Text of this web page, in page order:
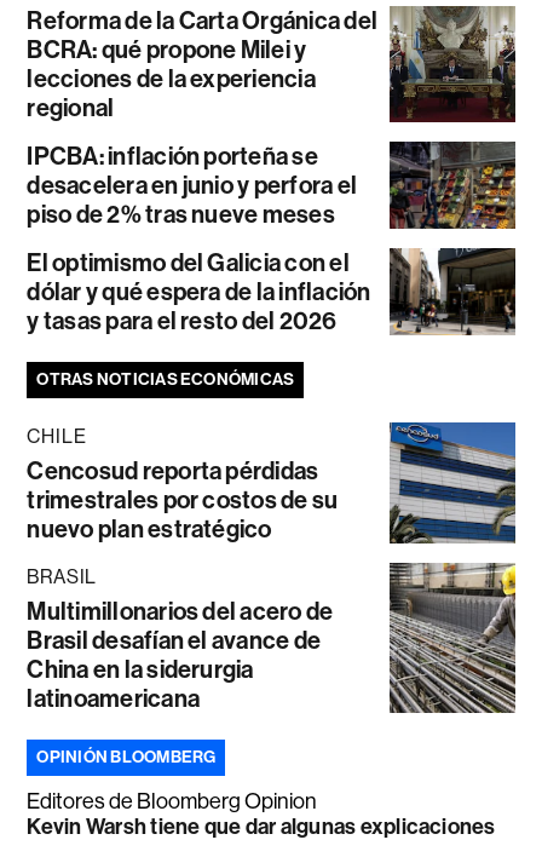
Reforma de la Carta Orgánica del
BCRA: qué propone Milei y
lecciones de la experiencia
regional
IPCBA: inflación porteña se
desacelera en junio y perfora el
piso de 2% tras nueve meses
El optimismo del Galicia con el
dólar y qué espera de la inflación
y tasas para el resto del 2026
OTRAS NOTICIAS ECONÓMICAS
CHILE
Cencosud reporta pérdidas
trimestrales por costos de su
nuevo plan estratégico
BRASIL
Multimillonarios del acero de
Brasil desafían el avance de
China en la siderurgia
latinoamericana
OPINIÓN BLOOMBERG
Editores de Bloomberg Opinion
Kevin Warsh tiene que dar algunas explicaciones